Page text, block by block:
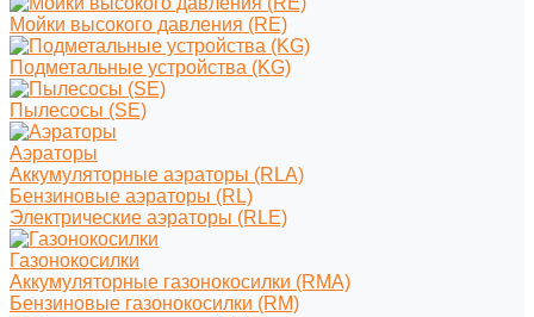
Мойки высокого давления (RE)
Подметальные устройства (KG)
Пылесосы (SE)
Аэраторы
Аккумуляторные аэраторы (RLA)
Бензиновые аэраторы (RL)
Электрические аэраторы (RLE)
Газонокосилки
Аккумуляторные газонокосилки (RMA)
Бензиновые газонокосилки (RM)